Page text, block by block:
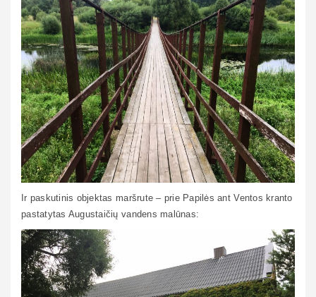
Ir paskutinis objektas maršrute – prie Papilės ant Ventos kranto
pastatytas Augustaičių vandens malūnas: